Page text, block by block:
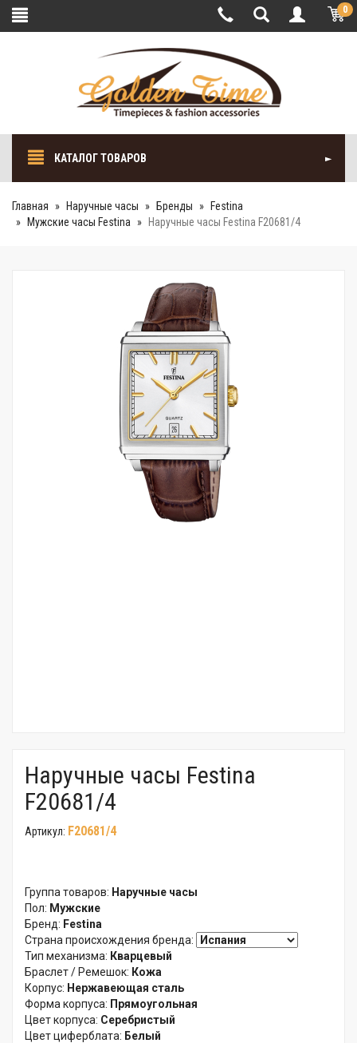
0
КАТАЛОГ ТОВАРОВ
Главная Наручные часы Бренды
Festina
Мужские часы Festina
Наручные часы Festina F20681/4
Наручные часы Festina
F20681/4
Артикул: F20681/4
Группа товаров: Наручные часы
Пол: Мужские
Бренд: Festina
Страна происхождения бренда:
Тип механизма: Кварцевый
Браслет / Ремешок: Кожа
Корпус: Нержавеющая сталь
Форма корпуса: Прямоугольная
Цвет корпуса: Серебристый
Цвет циферблата: Белый